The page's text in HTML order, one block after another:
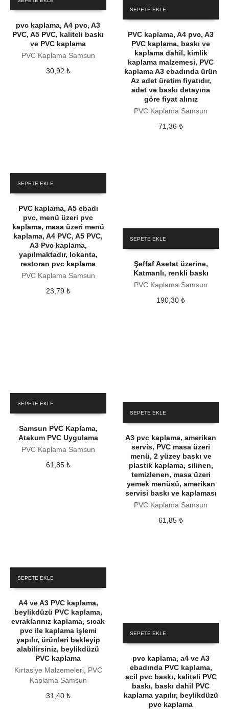
pvc kaplama, A4 pvc, A3
PVC, A5 PVC, kaliteli baskı
ve PVC kaplama
PVC Kaplama Samsun
30,92 ₺
SEPETE EKLE
PVC kaplama, A4 pvc, A3
PVC kaplama, baskı ve
kaplama dahil, kimlik
kaplama malzemesi, PVC
kaplama A3 ebadında ürün
Az adet üretim fiyatıdır,
adet ve baskı detayına
göre fiyat alınız
PVC Kaplama Samsun
71,36₺
SEPETE EKLE
PVC kaplama, A5 ebadı
pvc, menü üzeri pvc
kaplama, masa üzeri menü
kaplama, A4 PVC, A5 PVC,
A3 Pvc kaplama,
yapılmaktadır, lokanta,
restoran pvc kaplama
PVC Kaplama Samsun
23,79 ₺
SEPETE EKLE
Şeffaf Asetat üzerine,
Katmanlı, renkli baskı
PVC Kaplama Samsun
190,30₺
SEPETE EKLE
Samsun PVC Kaplama,
Atakum PVC Uygulama
PVC Kaplama Samsun
61,85 ₺
SEPETE EKLE
A3 pvc kaplama, amerikan
servis, PVC masa üzeri
menü, 2 yüzey baskı ve
plastik kaplama, silinen,
temizlenen, masa üzeri
yemek menüsü, amerikan
servisi baskı ve kaplaması
PVC Kaplama Samsun
61,85₺
SEPETE EKLE
A4 ve A3 PVC kaplama,
beylikdüzü PVC kaplama,
evraklarınız kaplama, sıcak
pvc ile kaplama işlemi
yapılır, ürünleri bekleyip
alabilirsiniz, beylikdüzü
PVC kaplama
Kırtasiye Malzemeleri, PVC
Kaplama Samsun
31,40 ₺
SEPETE EKLE
pvc kaplama, a4 ve A3
ebadında PVC kaplama,
acil pvc baskı, kaliteli PVC
baskı, baskı dahil PVC
kaplama yapılır, beylikdüzü
pvc kaplama